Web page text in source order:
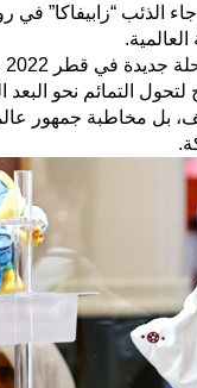
التمائم نحو البعد
بل مخاطبة جمهور